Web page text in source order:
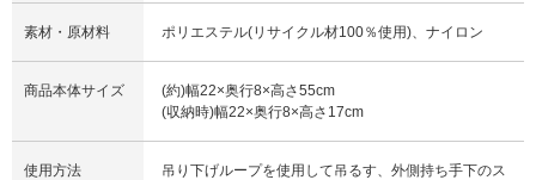
素材・原材料 ポリエステル(リサイクル材100％使用)、ナイロン
商品本体サイズ
(約)幅22×奥行8×高さ55cm
(収納時)幅22×奥行8×高さ17cm
使用方法
吊り下げループを使用して吊るす、外側持ち手下のス